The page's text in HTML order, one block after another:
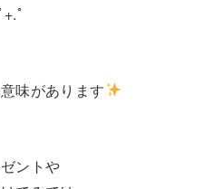
ﾟ
味があります
ントや